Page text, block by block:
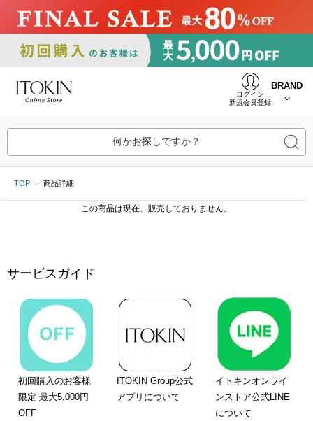
ログイン
新規会員登録
BRAND
何かお探しですか？
TOP 商品詳細
この商品は現在、販売しておりません。
サービスガイド
初回購入のお客様
限定 最大5,000円
OFF
ITOKIN Group公式
アプリについて
イトキンオンライ
ンストア公式LINE
について